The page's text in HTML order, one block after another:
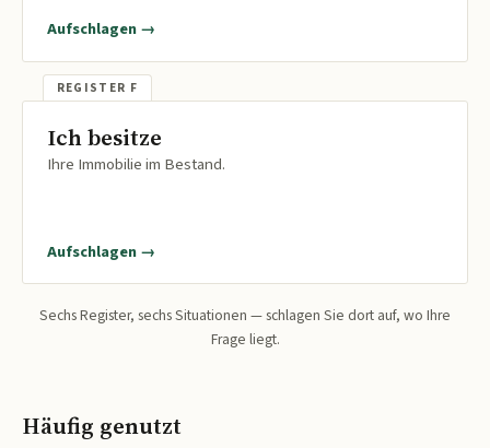
Aufschlagen →
Ich besitze
Ihre Immobilie im Bestand.
Aufschlagen →
Sechs Register, sechs Situationen — schlagen Sie dort auf, wo Ihre
Frage liegt.
Häufig genutzt